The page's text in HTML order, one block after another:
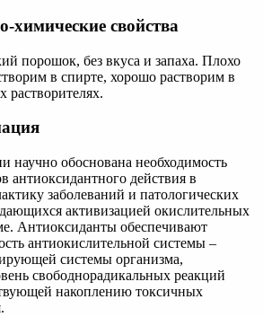
химические свойства
порошок, без вкуса и запаха. Плохо
в спирте, хорошо растворим в
растворителях.
научно обоснована необходимость
антиоксидантного действия в
заболеваний и патологических
активизацией окислительных
Антиоксиданты обеспечивают
антиокислительной системы –
системы организма,
свободнорадикальных реакций
накоплению токсичных